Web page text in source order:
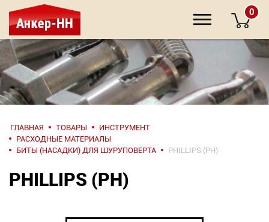
НАПИШИТЕ
НАМ
0
ГЛАВНАЯ ТОВАРЫ
ИНСТРУМЕНТ
РАСХОДНЫЕ МАТЕРИАЛЫ
БИТЫ (НАСАДКИ) ДЛЯ ШУРУПОВЕРТА
PHILLIPS (PH)
PHILLIPS (PH)